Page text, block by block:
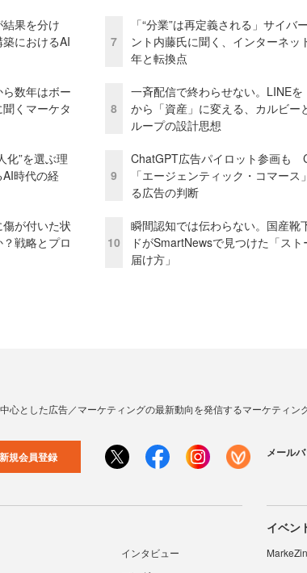
結果を分け
におけるAI
ら数年はボー
くマーケタ
化”を選ぶ理
時代の経
が付いた状
戦略とプロ
7
「“分業”は再定義される」サイバ
ント内藤氏に聞く、インターネッ
年と転換点
8
一斉配信で終わらせない。LINEを
から「資産」に変える、カルビー
ループの設計思想
9
ChatGPT広告パイロット参画も
「エージェンティック・コマース
る広告の判断
10
瞬間認知では伝わらない。国産靴
ドがSmartNewsで見つけた「ス
届け方」
心とした広告／マーケティングの最新動向を発信するマーケティン
新規会員登録 メール
インタビュー
イベン